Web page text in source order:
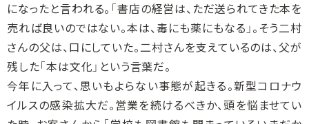
になったと言われる。「書店の経営は、ただ送られてきた本を
売れば良いのではない。本は、毒にも薬にもなる」。そう二村
さんの父は、口にしていた。二村さんを支えているのは、父が
残した「本は文化」という言葉だ。
今年に入って、思いもよらない事態が起きる。新型コロナウ
イルスの感染拡大だ。営業を続けるべきか、頭を悩ませてい